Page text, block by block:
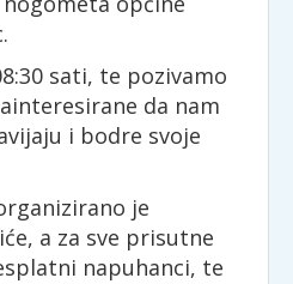
sati, te pozivamo
da nam
i bodre svoje
je
a za sve prisutne
napuhanci, te